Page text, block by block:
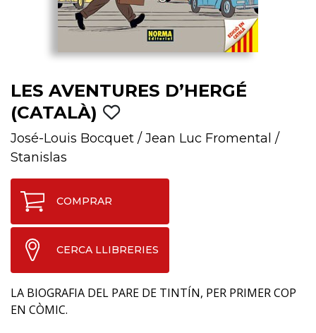
LES AVENTURES D’HERGÉ
(CATALÀ)
José-Louis Bocquet / Jean Luc Fromental /
Stanislas
COMPRAR
CERCA LLIBRERIES
LA BIOGRAFIA DEL PARE DE TINTÍN, PER PRIMER COP
EN CÒMIC.